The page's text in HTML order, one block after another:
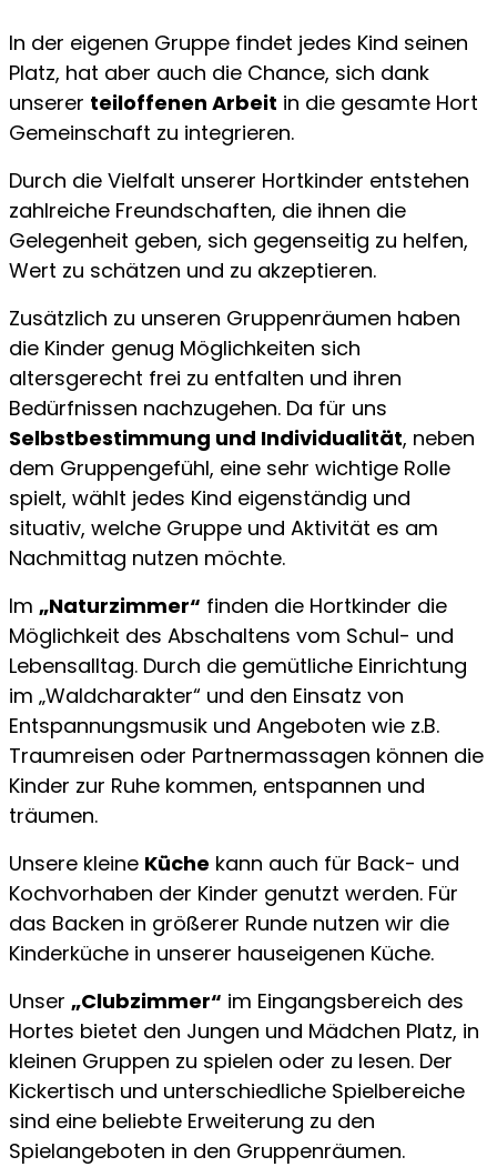
In der eigenen Gruppe findet jedes Kind seinen
Platz, hat aber auch die Chance, sich dank
unserer teiloffenen Arbeit in die gesamte Hort
Gemeinschaft zu integrieren.
Durch die Vielfalt unserer Hortkinder entstehen
zahlreiche Freundschaften, die ihnen die
Gelegenheit geben, sich gegenseitig zu helfen,
Wert zu schätzen und zu akzeptieren.
Zusätzlich zu unseren Gruppenräumen haben
die Kinder genug Möglichkeiten sich
altersgerecht frei zu entfalten und ihren
Bedürfnissen nachzugehen. Da für uns
Selbstbestimmung und Individualität, neben
dem Gruppengefühl, eine sehr wichtige Rolle
spielt, wählt jedes Kind eigenständig und
situativ, welche Gruppe und Aktivität es am
Nachmittag nutzen möchte.
Im „Naturzimmer“ finden die Hortkinder die
Möglichkeit des Abschaltens vom Schul- und
Lebensalltag. Durch die gemütliche Einrichtung
im „Waldcharakter“ und den Einsatz von
Entspannungsmusik und Angeboten wie z.B.
Traumreisen oder Partnermassagen können die
Kinder zur Ruhe kommen, entspannen und
träumen.
Unsere kleine Küche kann auch für Back- und
Kochvor­haben der Kinder ge­nutzt werden. Für
das Backen in größerer Runde nutzen wir die
Kinderküche in unserer hauseigenen Küche.
Unser „Clubzimmer“ im Eingangsbereich des
Hortes bietet den Jungen und Mädchen Platz, in
kleinen Gruppen zu spielen oder zu lesen. Der
Kickertisch und unterschiedliche Spielbereiche
sind eine beliebte Erweiterung zu den
Spielangeboten in den Gruppenräumen.